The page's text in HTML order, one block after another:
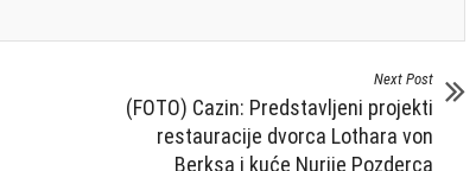
Next Post
(FOTO) Cazin: Predstavljeni projekti
restauracije dvorca Lothara von
Berksa i kuće Nurije Pozderca